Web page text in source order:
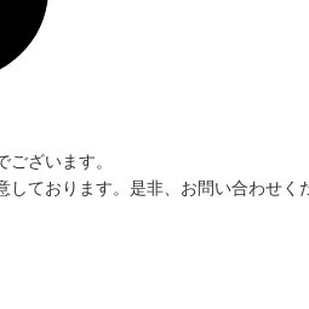
ざいます。
しております。是非、お問い合わせく